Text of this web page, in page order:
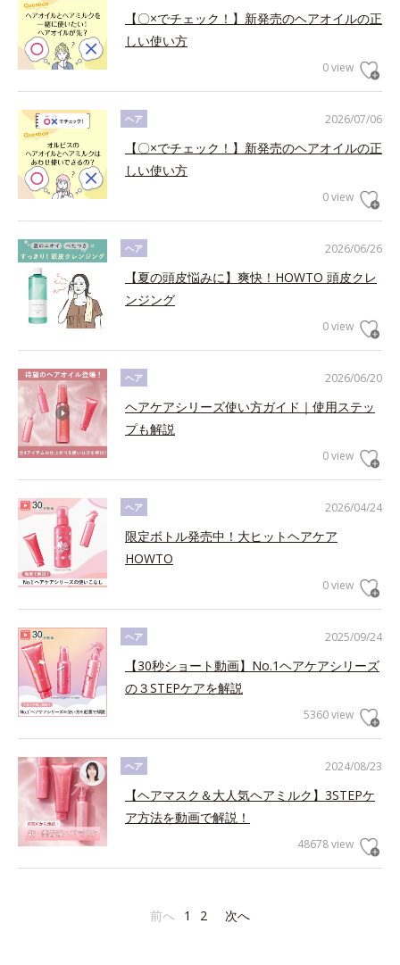
【〇×でチェック！】新発売のヘアオイルの正
しい使い方
0 view
2026/07/06
ヘア
【〇×でチェック！】新発売のヘアオイルの正
しい使い方
0 view
2026/06/26
ヘア
【夏の頭皮悩みに】爽快！HOWTO 頭皮クレ
ンジング
0 view
2026/06/20
ヘア
ヘアケアシリーズ使い方ガイド｜使用ステッ
プも解説
0 view
2026/04/24
ヘア
限定ボトル発売中！大ヒットヘアケア
HOWTO
0 view
2025/09/24
ヘア
【30秒ショート動画】No.1ヘアケアシリーズ
の３STEPケアを解説
5360 view
2024/08/23
ヘア
【ヘアマスク＆大人気ヘアミルク】3STEPケ
ア方法を動画で解説！
48678 view
前へ 1 2 次へ